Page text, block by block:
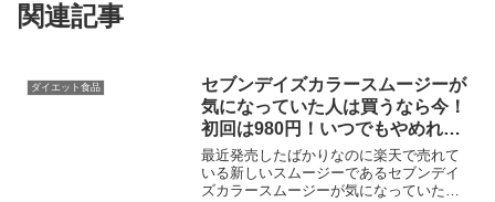
関連記事
ダイエット食品
セブンデイズカラースムージーが
気になっていた人は買うなら今！
初回は980円！いつでもやめれる
定期コースなので、今すぐに申込
しよう！
最近発売したばかりなのに楽天で売れて
いる新しいスムージーであるセブンデイ
ズカラースムージーが気になっていた人